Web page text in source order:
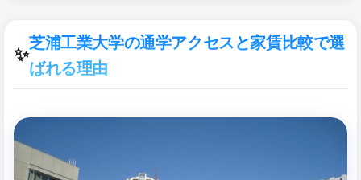
✨
芝浦工業大学の通学アクセスと家賃比較で選
ばれる理由